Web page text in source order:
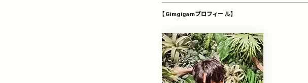
【Gimgigamプロフィール】